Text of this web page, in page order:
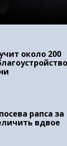
около 200
рапса за
вдвое